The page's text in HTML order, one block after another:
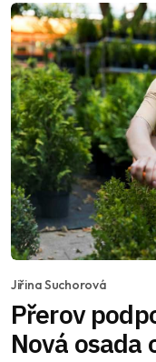
Jiřina Suchorová
Přerov
Nová osada